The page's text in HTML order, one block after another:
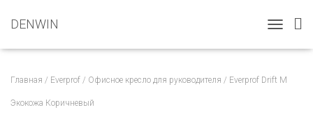
DENWIN
O
G
Главная / Everprof / Офисное кресло для руководителя / Everprof Drift M
Экокожа Коричневый